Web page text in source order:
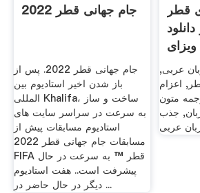
جام جهانی قطر 2022
جام جهانی قطر 2022. پس از
باز شدن اخیر استادیوم بین
المللی Khalifa، ساخت و ساز
به سرعت در سراسر سایت های
استادیوم مسابقات پیش از
مسابقات جام جهانی قطر 2022
FIFA قطر ™ به سرعت در حال
پیشرفت است.. هفت استادیوم
دیگر در حال حاضر در ...
قطر
عربی,
اعزام
متون
جذب
عربی